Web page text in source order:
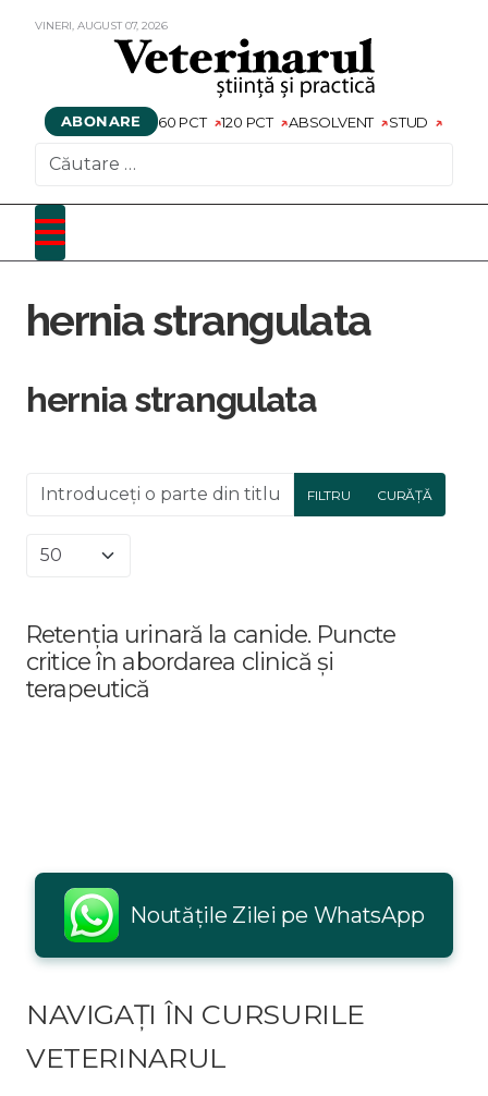
VINERI, AUGUST07,2026
ABONARE 60 PCT 120 PCT ABSOLVENT STUD
hernia strangulata
hernia strangulata
Introduceți o parte din titlu. FILTRU CURĂȚĂ
Afișare #
Retenția urinară la canide. Puncte
critice în abordarea clinică și
terapeutică
Noutățile Zilei pe WhatsApp
NAVIGAȚI ÎN CURSURILE
VETERINARUL